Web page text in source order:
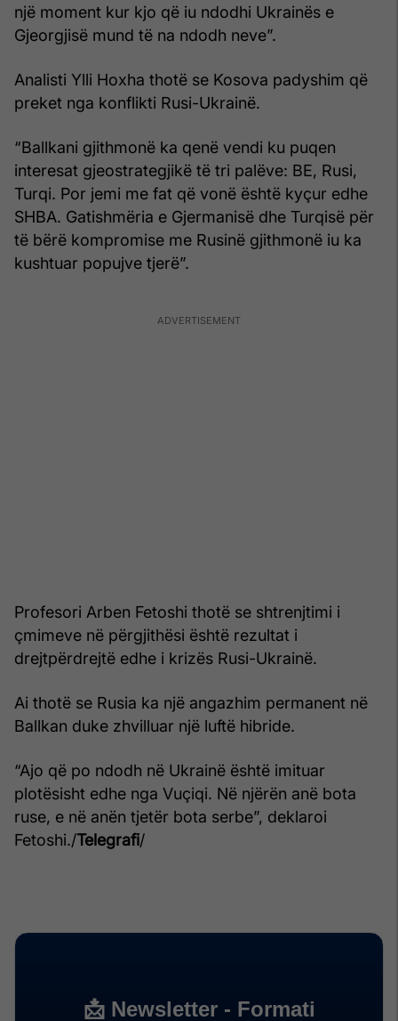
një moment kur kjo që iu ndodhi Ukrainës e
Gjeorgjisë mund të na ndodh neve”.
Analisti Ylli Hoxha thotë se Kosova padyshim që
preket nga konflikti Rusi-Ukrainë.
“Ballkani gjithmonë ka qenë vendi ku puqen
interesat gjeostrategjikë të tri palëve: BE, Rusi,
Turqi. Por jemi me fat që vonë është kyçur edhe
SHBA. Gatishmëria e Gjermanisë dhe Turqisë për
të bërë kompromise me Rusinë gjithmonë iu ka
kushtuar popujve tjerë”.
Profesori Arben Fetoshi thotë se shtrenjtimi i
çmimeve në përgjithësi është rezultat i
drejtpërdrejtë edhe i krizës Rusi-Ukrainë.
Ai thotë se Rusia ka një angazhim permanent në
Ballkan duke zhvilluar një luftë hibride.
“Ajo që po ndodh në Ukrainë është imituar
plotësisht edhe nga Vuçiqi. Në njërën anë bota
ruse, e në anën tjetër bota serbe”, deklaroi
Fetoshi./Telegrafi/